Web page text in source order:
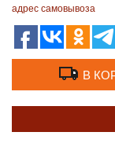
адрес самовывоза
В